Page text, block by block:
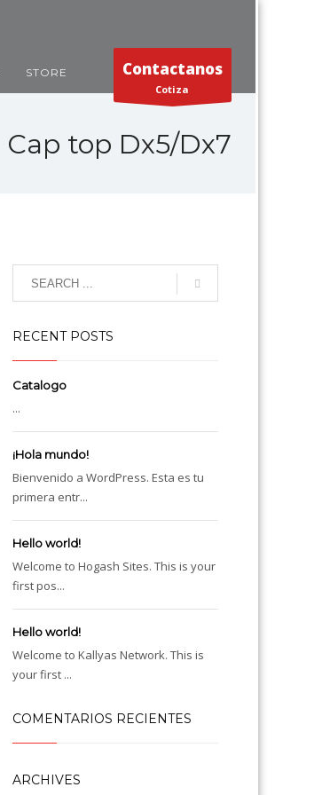
STORE Contactanos
Cotiza
Cap top Dx5/Dx7
RECENT POSTS
Catalogo
...
¡Hola mundo!
Bienvenido a WordPress. Esta es tu
primera entr...
Hello world!
Welcome to Hogash Sites. This is your
first pos...
Hello world!
Welcome to Kallyas Network. This is
your first ...
COMENTARIOS RECIENTES
ARCHIVES